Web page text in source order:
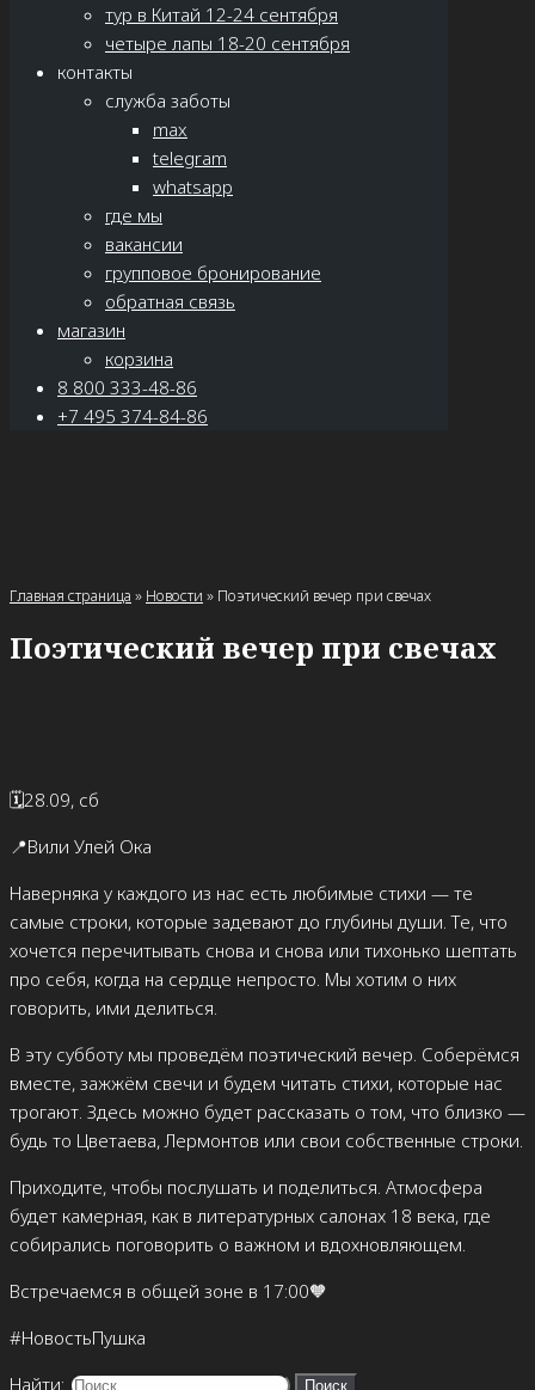
тур в Китай 12-24 сентября
четыре лапы 18-20 сентября
контакты
служба заботы
max
telegram
whatsapp
где мы
вакансии
групповое бронирование
обратная связь
магазин
корзина
8 800 333-48-86
+7 495 374-84-86
Главная страница » Новости » Поэтический вечер при свечах
Поэтический вечер при свечах
🗓28.09, сб
📍Вили Улей Ока
Наверняка у каждого из нас есть любимые стихи — те
самые строки, которые задевают до глубины души. Те, что
хочется перечитывать снова и снова или тихонько шептать
про себя, когда на сердце непросто. Мы хотим о них
говорить, ими делиться.
В эту субботу мы проведём поэтический вечер. Соберёмся
вместе, зажжём свечи и будем читать стихи, которые нас
трогают. Здесь можно будет рассказать о том, что близко —
будь то Цветаева, Лермонтов или свои собственные строки.
Приходите, чтобы послушать и поделиться. Атмосфера
будет камерная, как в литературных салонах 18 века, где
собирались поговорить о важном и вдохновляющем.
Встречаемся в общей зоне в 17:00🧡
#НовостьПушка
Найти: